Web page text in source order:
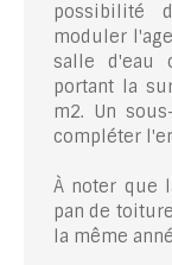
possibilité
moduler
salle d'eau
portant la
m2. Un
compléter
À noter que
pan de
la même